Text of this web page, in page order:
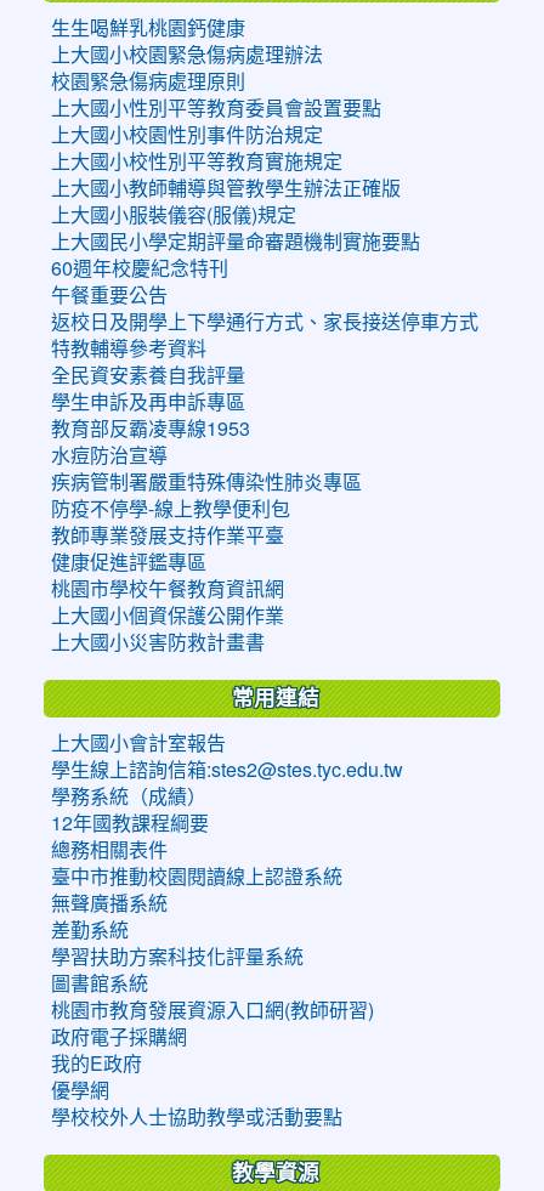
生生喝鮮乳桃園鈣健康
上大國小校園緊急傷病處理辦法
校園緊急傷病處理原則
上大國小性別平等教育委員會設置要點
上大國小校園性別事件防治規定
上大國小校性別平等教育實施規定
上大國小教師輔導與管教學生辦法正確版
上大國小服裝儀容(服儀)規定
上大國民小學定期評量命審題機制實施要點
60週年校慶紀念特刊
午餐重要公告
返校日及開學上下學通行方式、家長接送停車方式
特教輔導參考資料
全民資安素養自我評量
學生申訴及再申訴專區
教育部反霸凌專線1953
水痘防治宣導
疾病管制署嚴重特殊傳染性肺炎專區
防疫不停學-線上教學便利包
教師專業發展支持作業平臺
健康促進評鑑專區
桃園市學校午餐教育資訊網
上大國小個資保護公開作業
上大國小災害防救計畫書
常用連結
上大國小會計室報告
學生線上諮詢信箱:stes2@stes.tyc.edu.tw
學務系統（成績）
12年國教課程綱要
總務相關表件
臺中市推動校園閱讀線上認證系統
無聲廣播系統
差勤系統
學習扶助方案科技化評量系統
圖書館系統
桃園市教育發展資源入口網(教師研習)
政府電子採購網
我的E政府
優學網
學校校外人士協助教學或活動要點
教學資源